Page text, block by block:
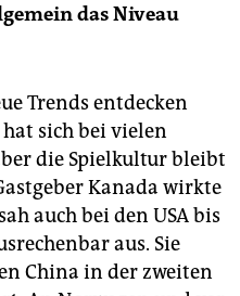
das Niveau
Trends entdecken
sich bei vielen
die Spielkultur bleibt
Kanada wirkte
auch bei den USA bis
aus. Sie
China in der zweiten